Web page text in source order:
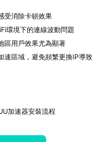
受消除卡頓效果
環境下的連線波動問題
區用戶效果尤為顯著
速區域，避免頻繁更換IP導致
加速器安裝流程